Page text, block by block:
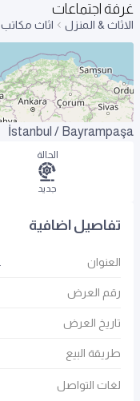
غرفة اجتماعات
الاثاث & المنزل اثاث مكاتب
İstanbul / Bayrampaşa
الحالة
جديد
تفاصيل اضافية
العنوان
رقم العرض
تاريخ العرض
طريقة البيع
لغات التواصل